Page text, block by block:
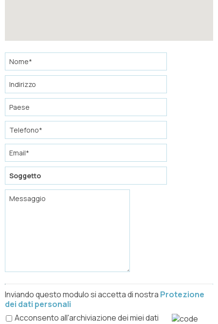
Inviando questo modulo si accetta di nostra Protezione
dei dati personali
Acconsento all'archiviazione dei miei dati